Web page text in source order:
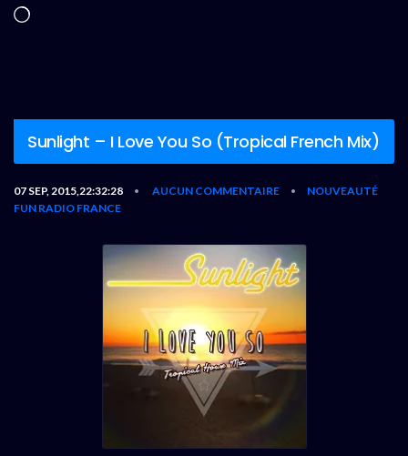
Chargement…
Sunlight – I Love You So (Tropical French Mix)
07 SEP, 2015,22:32:28 • AUCUN COMMENTAIRE •
NOUVEAUTÉ
FUN RADIO FRANCE